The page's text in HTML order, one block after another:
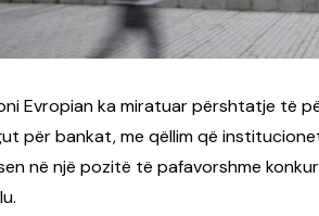
Evropian ka miratuar përshtatje të
për bankat, me qëllim që
në një pozitë të pafavorshme